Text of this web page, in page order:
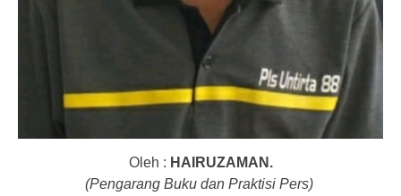
Oleh : HAIRUZAMAN.
(Pengarang Buku dan Praktisi Pers)